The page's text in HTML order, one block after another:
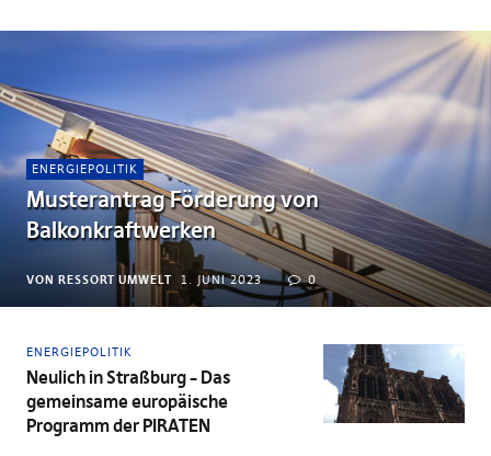
VON RESSORT UMWELT 1. JUNI 2023 0
ENERGIEPOLITIK
Musterantrag Förderung von
Balkonkraftwerken
ENERGIEPOLITIK
Neulich in Straßburg – Das
gemeinsame europäische
Programm der PIRATEN